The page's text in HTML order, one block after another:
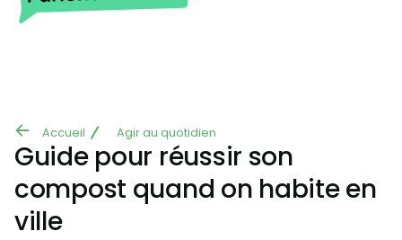
Aller au contenu principal
Fil
d'Ariane
Accueil Agir au quotidien
Guide pour réussir son
compost quand on habite en
ville